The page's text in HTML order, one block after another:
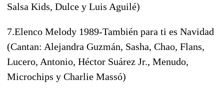
Salsa Kids, Dulce y Luis Aguilé)
7.Elenco Melody 1989-También para ti es Navidad
(Cantan: Alejandra Guzmán, Sasha, Chao, Flans,
Lucero, Antonio, Héctor Suárez Jr., Menudo,
Microchips y Charlie Massó)